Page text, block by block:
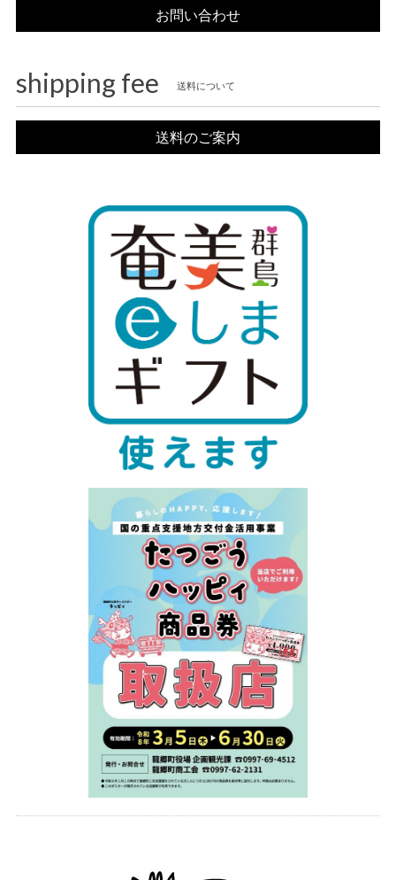
お問い合わせ
shipping fee 送料について
送料のご案内